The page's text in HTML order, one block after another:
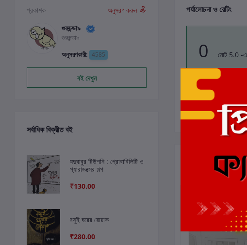
প্রকাশক
অনুসরণ করুন
গুরুচন্ডা৯
গুরুচন্ডা৯
অনুসরণকারী: 4585
বই দেখুন
সর্বাধিক বিক্রীত বই
যদুবাবুর টিউশনি : প্রোবাবিলিটি ও
প্যারাডক্সের গল্প
₹130.00
রসুই ঘরের রোয়াক
₹280.00
পর্যালোচনা ও রেটিং
0 মোট 5.0 -এ